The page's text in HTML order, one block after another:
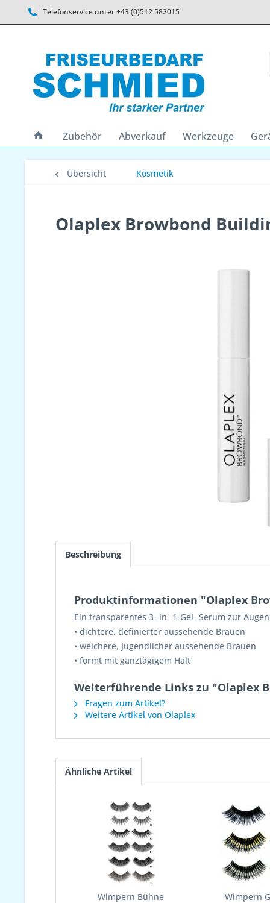
Telefonservice unter +43 (0)512 582015
Zubehör Abverkauf Werkzeuge
Übersicht Kosmetik
Olaplex Browbond
Beschreibung
Produktinformationen "Olaplex
Ein transparentes 3- in- 1-Gel- Serum zur
• dichtere, definierter aussehende Brauen
• weichere, jugendlicher aussehende Brauen
• formt mit ganztägigem Halt
Weiterführende Links zu "Olaplex
Fragen zum Artikel?
Weitere Artikel von Olaplex
Ähnliche Artikel
Wimpern Bühne Wimpern